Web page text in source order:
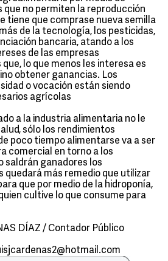
no permiten la reproducción
tiene que comprase nueva semilla
de la tecnología, los pesticidas,
bancaria, atando a los
de las empresas
lo que menos les interesa es
obtener ganancias. Los
o vocación están siendo
agrícolas
a la industria alimentaria no le
sólo los rendimientos
poco tiempo alimentarse va a ser
comercial en torno a los
saldrán ganadores los
quedará más remedio que utilizar
que por medio de la hidroponía,
cultive lo que consume para
DÍAZ / Contador Público